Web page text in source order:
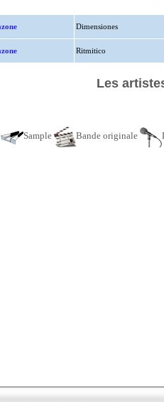
Dimensiones
Ritmitico
Les
Sample Bande originale